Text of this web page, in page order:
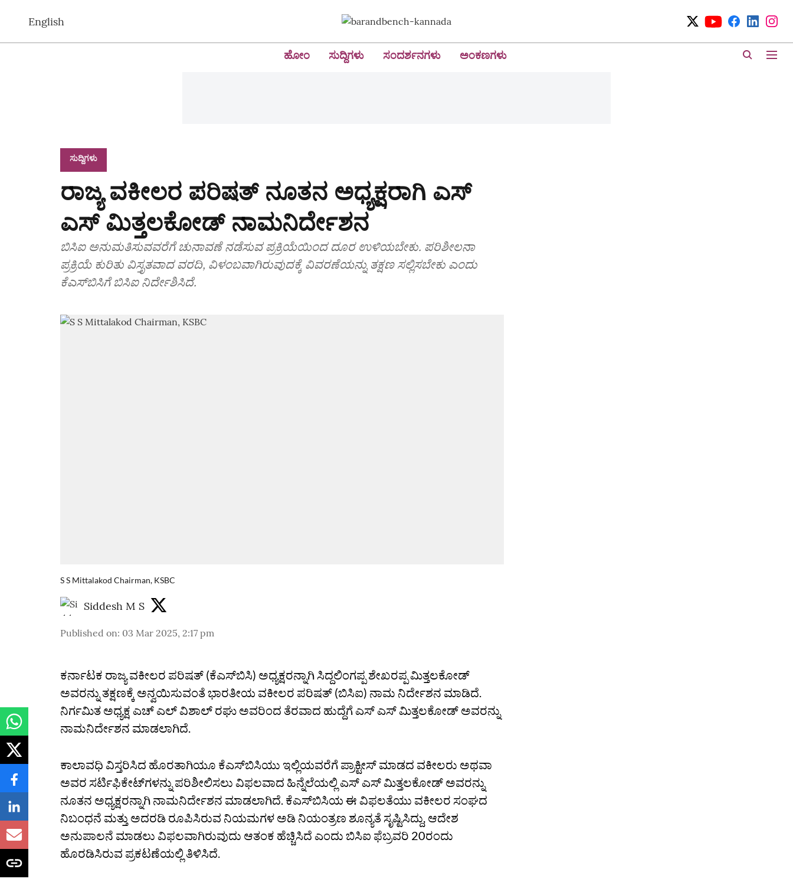
English
ಹೋಂ ಸುದ್ದಿಗಳು ಸಂದರ್ಶನಗಳು ಅಂಕಣಗಳು
ಸುದ್ದಿಗಳು
ರಾಜ್ಯ ವಕೀಲರ ಪರಿಷತ್‌ ನೂತನ ಅಧ್ಯಕ್ಷರಾಗಿ ಎಸ್‌
ಎಸ್‌ ಮಿತ್ತಲಕೋಡ್‌ ನಾಮನಿರ್ದೇಶನ
ಬಿಸಿಐ ಅನುಮತಿಸುವವರೆಗೆ ಚುನಾವಣೆ ನಡೆಸುವ ಪ್ರಕ್ರಿಯೆಯಿಂದ ದೂರ ಉಳಿಯಬೇಕು. ಪರಿಶೀಲನಾ
ಪ್ರಕ್ರಿಯೆ ಕುರಿತು ವಿಸ್ತೃತವಾದ ವರದಿ, ವಿಳಂಬವಾಗಿರುವುದಕ್ಕೆ ವಿವರಣೆಯನ್ನು ತಕ್ಷಣ ಸಲ್ಲಿಸಬೇಕು ಎಂದು
ಕೆಎಸ್‌ಬಿಸಿಗೆ ಬಿಸಿಐ ನಿರ್ದೇಶಿಸಿದೆ.
S S Mittalakod Chairman, KSBC
Siddesh M S
Published on: 03 Mar 2025, 2:17 pm
ಕರ್ನಾಟಕ ರಾಜ್ಯ ವಕೀಲರ ಪರಿಷತ್‌ (ಕೆಎಸ್‌ಬಿಸಿ) ಅಧ್ಯಕ್ಷರನ್ನಾಗಿ ಸಿದ್ದಲಿಂಗಪ್ಪ ಶೇಖರಪ್ಪ ಮಿತ್ತಲಕೋಡ್‌
ಅವರನ್ನು ತಕ್ಷಣಕ್ಕೆ ಅನ್ವಯಿಸುವಂತೆ ಭಾರತೀಯ ವಕೀಲರ ಪರಿಷತ್‌ (ಬಿಸಿಐ) ನಾಮ ನಿರ್ದೇಶನ ಮಾಡಿದೆ.
ನಿರ್ಗಮಿತ ಅಧ್ಯಕ್ಷ ಎಚ್‌ ಎಲ್‌ ವಿಶಾಲ್‌ ರಘು ಅವರಿಂದ ತೆರವಾದ ಹುದ್ದೆಗೆ ಎಸ್‌ ಎಸ್‌ ಮಿತ್ತಲಕೋಡ್‌ ಅವರನ್ನು
ನಾಮನಿರ್ದೇಶನ ಮಾಡಲಾಗಿದೆ.
ಕಾಲಾವಧಿ ವಿಸ್ತರಿಸಿದ ಹೊರತಾಗಿಯೂ ಕೆಎಸ್‌ಬಿಸಿಯು ಇಲ್ಲಿಯವರೆಗೆ ಪ್ರಾಕ್ಟೀಸ್‌ ಮಾಡದ ವಕೀಲರು ಅಥವಾ
ಅವರ ಸರ್ಟಿಫಿಕೇಟ್‌ಗಳನ್ನು ಪರಿಶೀಲಿಸಲು ವಿಫಲವಾದ ಹಿನ್ನೆಲೆಯಲ್ಲಿ ಎಸ್‌ ಎಸ್‌ ಮಿತ್ತಲಕೋಡ್‌ ಅವರನ್ನು
ನೂತನ ಅಧ್ಯಕ್ಷರನ್ನಾಗಿ ನಾಮನಿರ್ದೇಶನ ಮಾಡಲಾಗಿದೆ. ಕೆಎಸ್‌ಬಿಸಿಯ ಈ ವಿಫಲತೆಯು ವಕೀಲರ ಸಂಘದ
ನಿಬಂಧನೆ ಮತ್ತು ಅದರಡಿ ರೂಪಿಸಿರುವ ನಿಯಮಗಳ ಅಡಿ ನಿಯಂತ್ರಣ ಶೂನ್ಯತೆ ಸೃಷ್ಟಿಸಿದ್ದು, ಆದೇಶ
ಅನುಪಾಲನೆ ಮಾಡಲು ವಿಫಲವಾಗಿರುವುದು ಆತಂಕ ಹೆಚ್ಚಿಸಿದೆ ಎಂದು ಬಿಸಿಐ ಫೆಬ್ರವರಿ 20ರಂದು
ಹೊರಡಿಸಿರುವ ಪ್ರಕಟಣೆಯಲ್ಲಿ ತಿಳಿಸಿದೆ.